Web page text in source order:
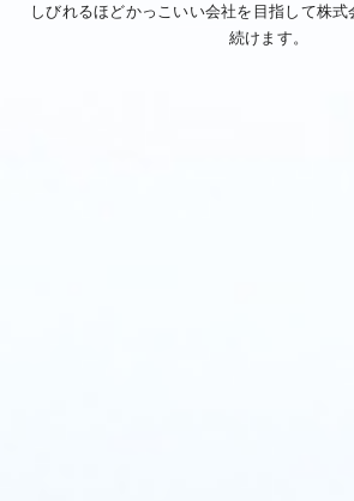
しびれるほどかっこいい会社を目指して株式
続けます。